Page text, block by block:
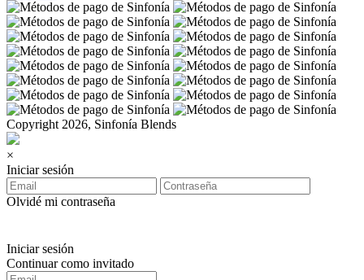
Copyright 2026, Sinfonía Blends
×
Iniciar sesión
Olvidé mi contraseña
Iniciar sesión
Continuar como invitado